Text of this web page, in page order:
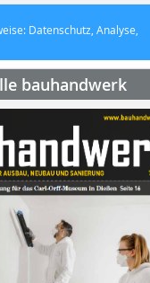
Datenschutz, Analyse,
bauhandwerk